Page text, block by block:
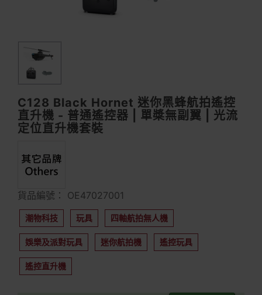
C128 Black Hornet 迷你黑蜂航拍遙控
直升機 - 普通遙控器 | 單槳無副翼 | 光流
定位直升機套裝
貨品編號： OE47027001
潮物科技 玩具 四軸航拍無人機
娛樂及派對玩具 迷你航拍機 遙控玩具
遙控直升機